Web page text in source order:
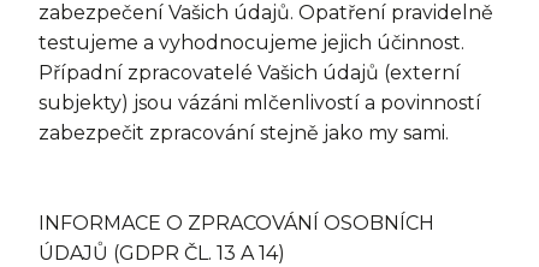
zabezpečení Vašich údajů. Opatření pravidelně
testujeme a vyhodnocujeme jejich účinnost.
Případní zpracovatelé Vašich údajů (externí
subjekty) jsou vázáni mlčenlivostí a povinností
zabezpečit zpracování stejně jako my sami.
​INFORMACE O ZPRACOVÁNÍ OSOBNÍCH
ÚDAJŮ (GDPR ČL. 13 A 14)